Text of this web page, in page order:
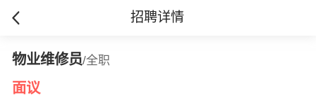
招聘详情
物业维修员/全职
面议